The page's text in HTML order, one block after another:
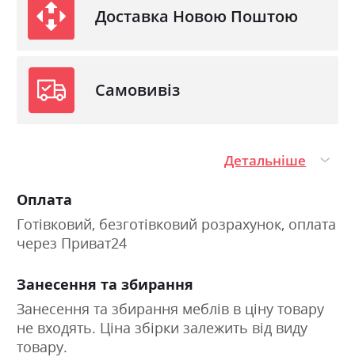
Доставка Новою Поштою
Самовивіз
Детальніше
Оплата
Готівковий, безготівковий розрахунок, оплата
через Приват24
Занесення та збирання
Занесення та збирання меблів в ціну товару
не входять. Ціна збірки залежить від виду
товару.